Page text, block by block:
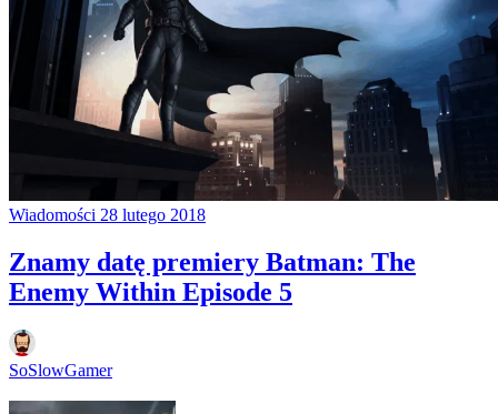
Wiadomości 28 lutego 2018
Znamy datę premiery Batman: The
Enemy Within Episode 5
SoSlowGamer